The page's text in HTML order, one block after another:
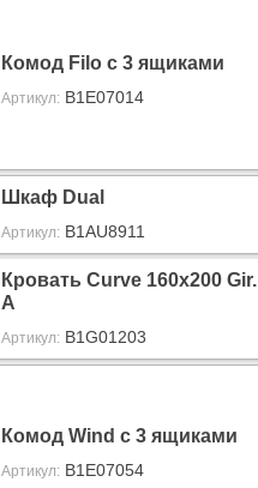
Комод Filo с 3 ящиками
Артикул: B1E07014
Шкаф Dual
Артикул: B1AU8911
Кровать Curve 160х200 Gir.
A
Артикул: B1G01203
Комод Wind с 3 ящиками
Артикул: B1E07054